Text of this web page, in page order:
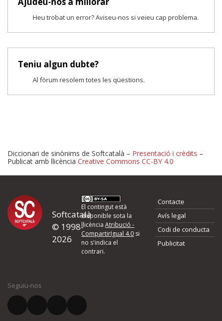
Heu trobat un error? Aviseu-nos si veieu cap problema.
Teniu algun dubte?
Al fòrum resolem totes les qüestions.
Proposeu-nos millores o
d'errors
Si heu trobat un error o voleu proposar alguna millora, ompliu els
quina és la millora que proposeu o l'error del qual voleu informar-
El vostre correu electrònic *
Diccionari de sinònims de Softcatalà – Presentació i crèdits –
Publicat amb llicència Creative Commons CC-BY 4.0
Softcatalà
© 1998-
2026
El contingut està
disponible sota la
llicènciaAtribució -
CompartirIgual 4.0 si
no s'indica el
contrari.
Contacte
Avís legal
Codi de conducta
Publicitat
Seguiu-nos